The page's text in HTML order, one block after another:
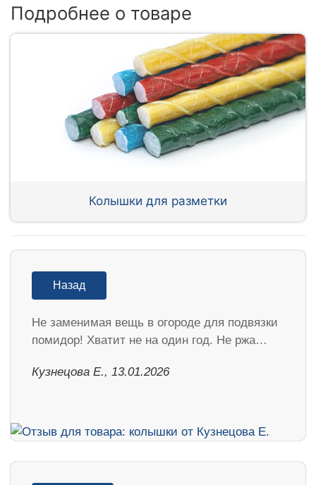
Подробнее о товаре
Колышки для разметки
Назад
Не заменимая вещь в огороде для подвязки
помидор! Хватит не на один год. Не ржа…
Кузнецова Е., 13.01.2026